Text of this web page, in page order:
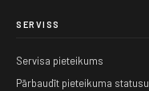
SERVISS
Servisa pieteikums
Pārbaudīt pieteikuma statusu